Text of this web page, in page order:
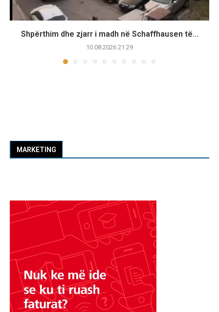
Shpërthim dhe zjarr i madh në Schaffhausen të...
10.08.2026 21:29
MARKETING